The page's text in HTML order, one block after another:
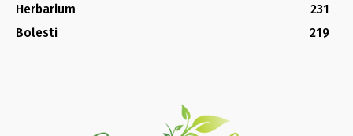
Herbarium
231
Bolesti
219